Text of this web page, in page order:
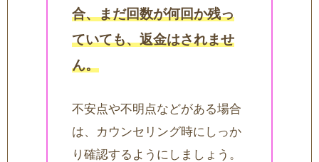
合、まだ回数が何回か残っ
ていても、返金はされませ
ん。
不安点や不明点などがある場合
は、カウンセリング時にしっか
り確認するようにしましょう。